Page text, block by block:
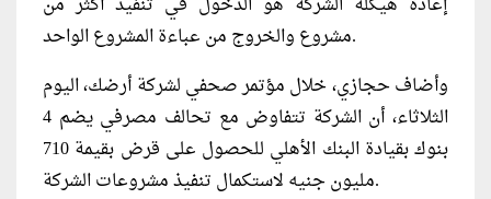
مشروع والخروج من عباءة المشروع الواحد.
وأضاف حجازي، خلال مؤتمر صحفي لشركة أرضك، اليوم
الثلاثاء، أن الشركة تتفاوض مع تحالف مصرفي يضم 4
بنوك بقيادة البنك الأهلي للحصول على قرض بقيمة 710
مليون جنيه لاستكمال تنفيذ مشروعات الشركة.